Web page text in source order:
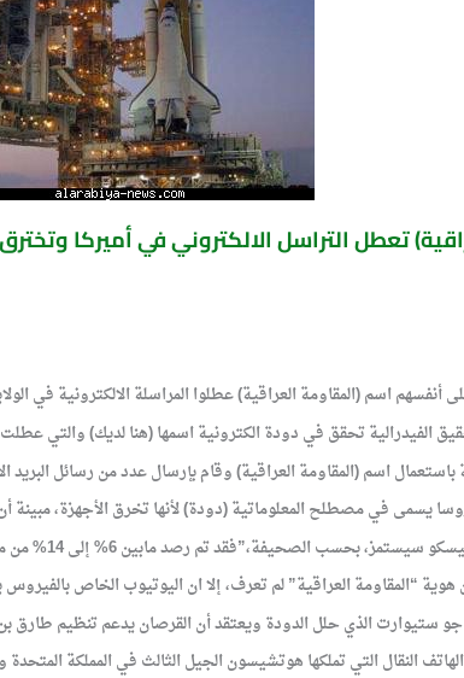
تعطل التراسل الالكتروني في أميركا
اسم (المقاومة العراقية) عطلوا المراسلة الالكترونية في
الفيدرالية تحقق في دودة الكترونية اسمها (هنا لديك) والتي عطلت
اسم (المقاومة العراقية) وقام بإرسال عدد من رسائل البريد
يسمى في مصطلح المعلوماتية (دودة) لأنها تخرق الأجهزة، مبينة
تم رصد مابين 6% إلى 14% من مجموع الرسائل غير المرغوب فيها.
“المقاومة العراقية” لم تعرف، إلا ان اليوتيوب الخاص بالفيروس
ستيوارت الذي حلل الدودة ويعتقد أن القرصان يدعم تنظيم طارق
النقال التي تملكها هوتشيسون الجيل الثالث في المملكة المتحدة